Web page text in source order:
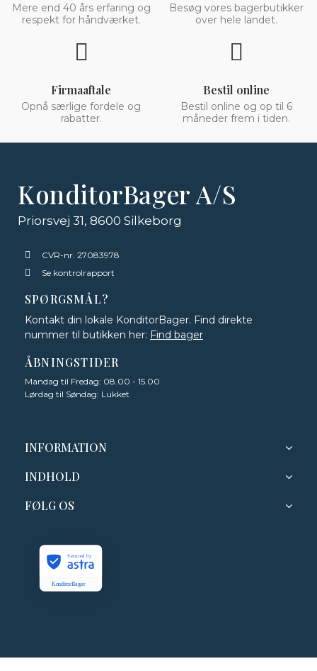
Mere end 40 års erfaring og
respekt for håndværket.
Besøg vores bagerbutikker
over hele landet.
Firmaaftale
Opnå særlige fordele og
rabatter.
Bestil online
Bestil online og op til 6
måneder frem i tiden.
KonditorBager A/S
Priorsvej 31, 8600 Silkeborg
CVR-nr. 27083978
Se kontrolrapport
SPØRGSMÅL?
Kontakt din lokale KonditorBager. Find direkte
nummer til butikken her: Find bager
ÅBNINGSTIDER
Mandag til Fredag: 08.00 - 15.00
Lørdag til Søndag: Lukket
INFORMATION
INDHOLD
FØLG OS
KonditorBager
Secured by